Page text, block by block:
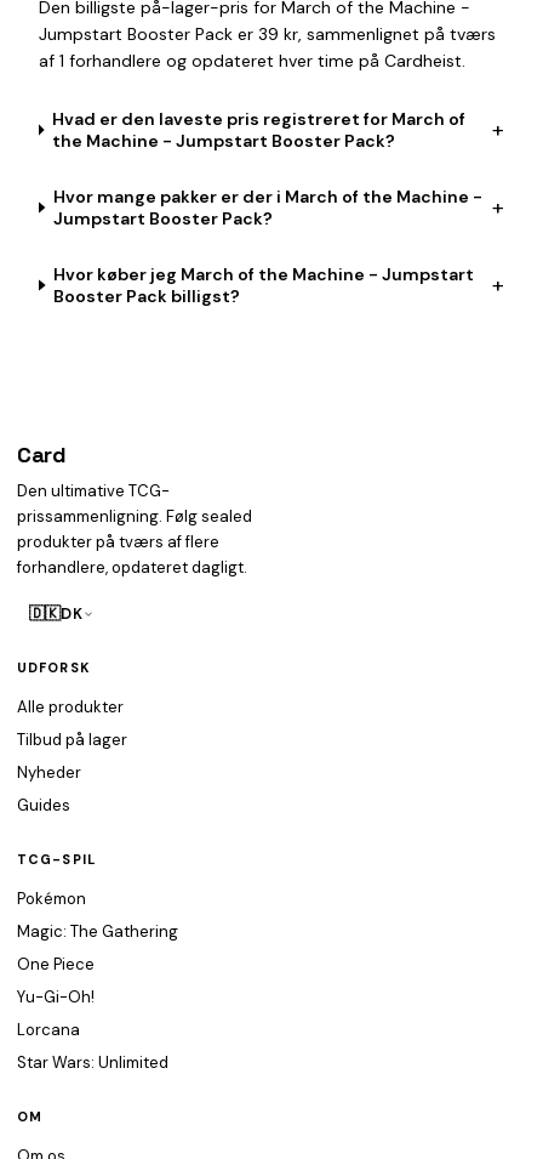
Den billigste på-lager-pris for March of the Machine -
Jumpstart Booster Pack er 39 kr, sammenlignet på tværs
af 1 forhandlere og opdateret hver time på Cardheist.
Hvad er den laveste pris registreret for March of
the Machine - Jumpstart Booster Pack?
+
Hvor mange pakker er der i March of the Machine -
Jumpstart Booster Pack?
+
Hvor køber jeg March of the Machine - Jumpstart
Booster Pack billigst?
+
Card
Den ultimative TCG-
prissammenligning. Følg sealed
produkter på tværs af flere
forhandlere, opdateret dagligt.
🇩🇰DK
UDFORSK
Alle produkter
Tilbud på lager
Nyheder
Guides
TCG-SPIL
Pokémon
Magic: The Gathering
One Piece
Yu-Gi-Oh!
Lorcana
Star Wars: Unlimited
OM